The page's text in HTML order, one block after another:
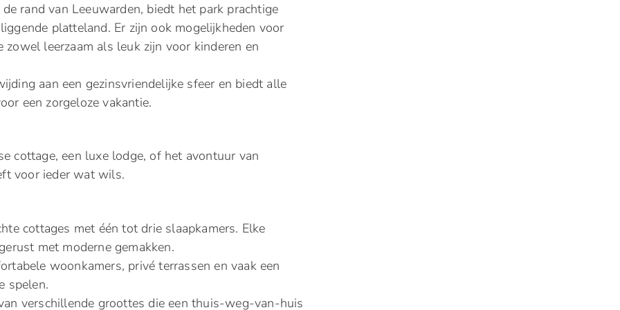
rand van Leeuwarden, biedt het park prachtige
platteland. Er zijn ook mogelijkheden voor
leerzaam als leuk zijn voor kinderen en
aan een gezinsvriendelijke sfeer en biedt alle
een zorgeloze vakantie.
cottage, een luxe lodge, of het avontuur van
voor ieder wat wils.
cottages met één tot drie slaapkamers. Elke
met moderne gemakken.
woonkamers, privé terrassen en vaak een
spelen.
verschillende groottes die een thuis-weg-van-huis